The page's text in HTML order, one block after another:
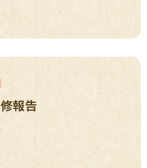
報告